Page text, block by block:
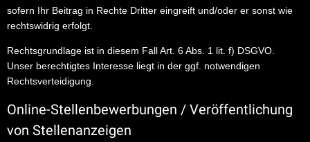
sofern Ihr Beitrag in Rechte Dritter eingreift und/oder er sonst wie
rechtswidrig erfolgt.
Rechtsgrundlage ist in diesem Fall Art. 6 Abs. 1 lit. f) DSGVO.
Unser berechtigtes Interesse liegt in der ggf. notwendigen
Rechtsverteidigung.
Online-Stellenbewerbungen / Veröffentlichung
von Stellenanzeigen